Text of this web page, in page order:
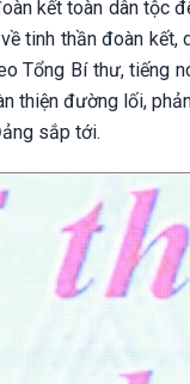
kết toàn dân tộc
tinh thần đoàn
Tổng Bí thư, tiếng
thiện đường lối,
sắp tới.